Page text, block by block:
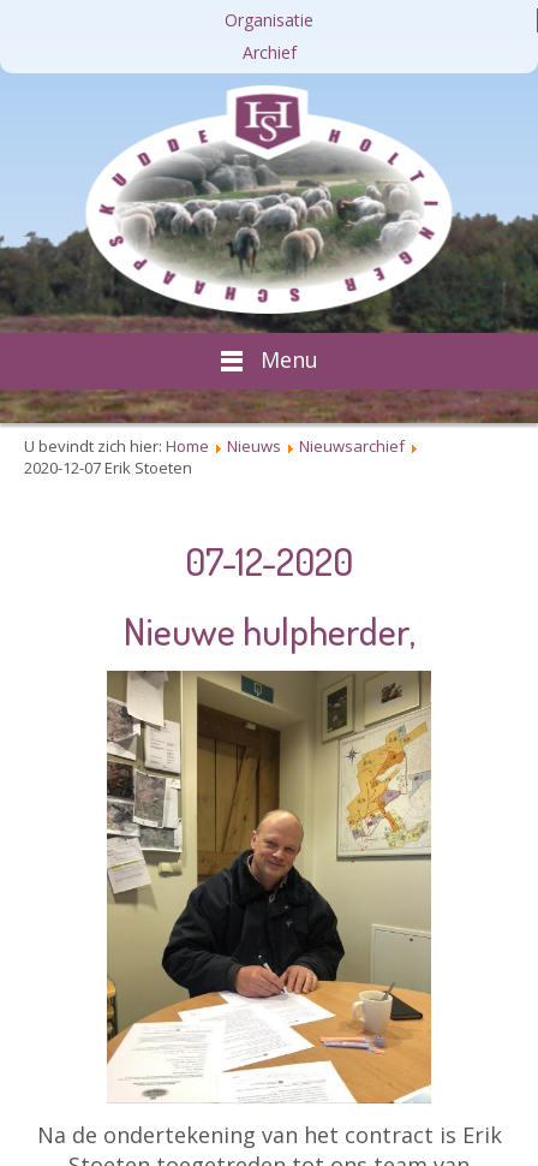
Organisatie
Archief
Menu
U bevindt zich hier: Home Nieuws
Nieuwsarchief
2020-12-07 Erik Stoeten
07-12-2020
Nieuwe hulpherder,
Na de ondertekening van het contract is Erik